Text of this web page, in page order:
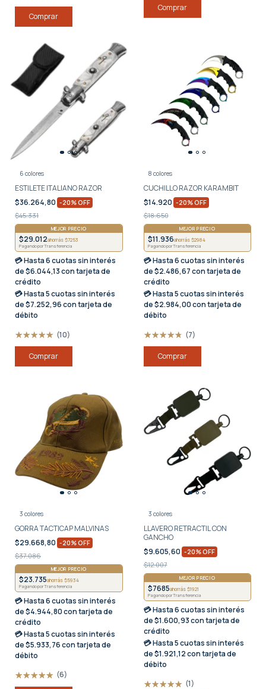
Comprar
Comprar
6 colores
ESTILETE ITALIANO RAZOR
$36.264,80 -20%OFF
$45.331
MEJOR PRECIO
$29.012ahorrás $7253
Pagando por Transferencia
💳 Hasta6 cuotas sin interés
de $6.044,13 con tarjeta de
crédito
💳 Hasta5 cuotas sin interés
de $7.252,96 con tarjeta de
débito
(10)
Comprar
8 colores
CUCHILLO RAZOR KARAMBIT
$14.920 -20%OFF
$18.650
MEJOR PRECIO
$11.936ahorrás $2984
Pagando por Transferencia
💳 Hasta6 cuotas sin interés
de $2.486,67 con tarjeta de
crédito
💳 Hasta5 cuotas sin interés
de $2.984,00 con tarjeta de
débito
(7)
Comprar
3 colores
GORRA TACTICAP MALVINAS
$29.668,80 -20%OFF
$37.086
MEJOR PRECIO
$23.735ahorrás $5934
Pagando por Transferencia
💳 Hasta6 cuotas sin interés
de $4.944,80 con tarjeta de
crédito
💳 Hasta5 cuotas sin interés
de $5.933,76 con tarjeta de
débito
(6)
3 colores
LLAVERO RETRACTIL CON
GANCHO
$9.605,60 -20%OFF
$12.007
MEJOR PRECIO
$7685ahorrás $1921
Pagando por Transferencia
💳 Hasta6 cuotas sin interés
de $1.600,93 con tarjeta de
crédito
💳 Hasta5 cuotas sin interés
de $1.921,12 con tarjeta de
débito
(1)